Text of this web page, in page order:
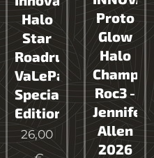
Halo
Star
Roadrunner
VaLePa
Special
Edition
26,00
Proto
Glow
Halo
Roc3 -
Jennifer
Allen
2026